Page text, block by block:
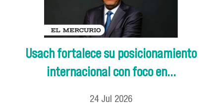
Usach fortalece su posicionamiento
internacional con foco en...
24 Jul 2026